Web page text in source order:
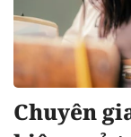
Chuyên